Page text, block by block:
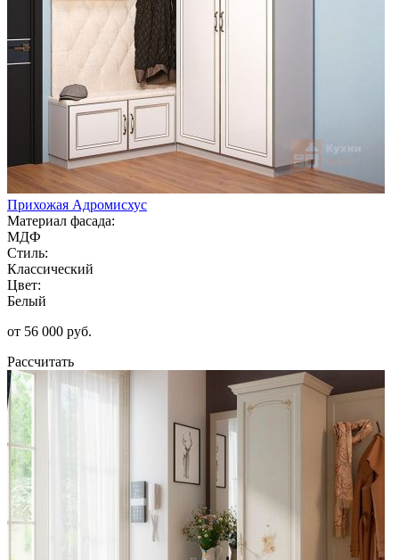
Прихожая Адромисхус
Материал фасада:
МДФ
Стиль:
Классический
Цвет:
Белый
от 56 000 руб.
Рассчитать